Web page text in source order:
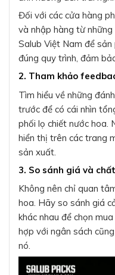
Đối với các cửa hàng
và nhập hàng từ
Salub Việt Nam để
đúng quy trình, đảm
2. Tham khảo
Tìm hiểu về những
trước để có cái nhìn
phối lọ chiết nước hoa.
hiển thị trên các trang
sản xuất.
3. So sánh giá và
Không nên chỉ quan
hoa. Hãy so sánh giá
khác nhau để chọn
hợp với ngân sách
nó.